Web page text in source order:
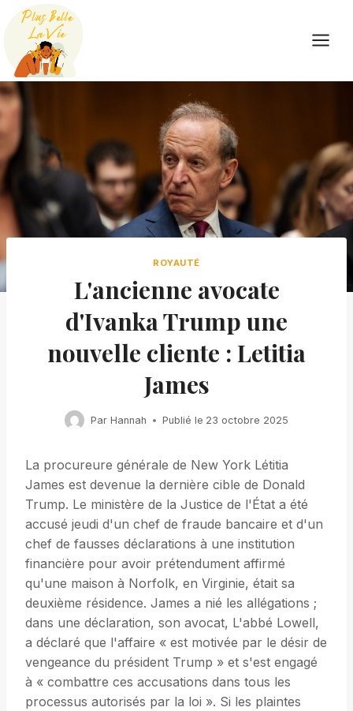
Skip
content
ROYAUTÉ
L'ancienne avocate
d'Ivanka Trump une
nouvelle cliente : Letitia
James
Par Hannah Publié le 23 octobre 2025
La procureure générale de New York Létitia
James est devenue la dernière cible de Donald
Trump. Le ministère de la Justice de l'État a été
accusé jeudi d'un chef de fraude bancaire et d'un
chef de fausses déclarations à une institution
financière pour avoir prétendument affirmé
qu'une maison à Norfolk, en Virginie, était sa
deuxième résidence. James a nié les allégations ;
dans une déclaration, son avocat, L'abbé Lowell,
a déclaré que l'affaire « est motivée par le désir de
vengeance du président Trump » et s'est engagé
à « combattre ces accusations dans tous les
processus autorisés par la loi ». Si les plaintes